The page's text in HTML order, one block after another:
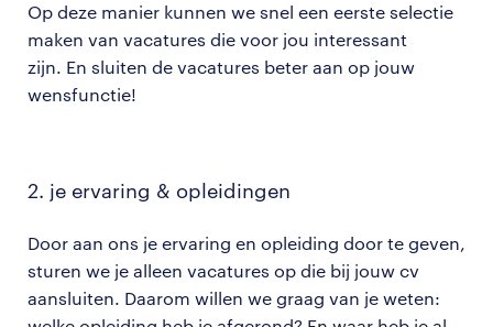
Op deze manier kunnen we snel een eerste selectie
maken van vacatures die voor jou interessant
zijn. En sluiten de vacatures beter aan op jouw
wensfunctie!
2. je ervaring & opleidingen
Door aan ons je ervaring en opleiding door te geven,
sturen we je alleen vacatures op die bij jouw cv
aansluiten. Daarom willen we graag van je weten: